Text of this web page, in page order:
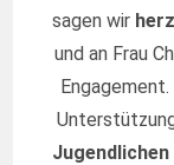
sagen wir
und an Frau